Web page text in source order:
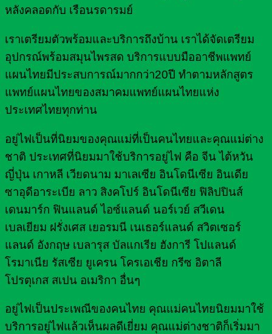
หลังคลอดกับ เรือนรดารมย์
เราเตรียมตัวพร้อมและบริการถึงบ้าน เราได้จัดเตรียม
อุปกรณ์พร้อมสมุนไพรสด บริการแบบมืออาชีพแพทย์
แผนไทยมีประสบการณ์มากกว่า20ปี ทำตามหลักสูตร
แพทย์แผนไทยของสมาคมแพทย์แผนไทยแห่ง
ประเทศไทยทุกท่าน
อยู่ไฟเป็นที่นิยมของคุณแม่ที่เป็นคนไทยและคุณแม่ต่าง
ชาติ ประเทศที่นิยมมาใช้บริการอยู่ไฟ คือ จีน ไต้หวัน
ญี่ปุ่น เกาหลี เวียดนาม มาเลเซีย อินโดนีเซีย อินเดีย
ซาอุดีอาระเบีย ลาว สิงคโปร์ อินโดนีเซีย ฟิลิปปินส์
เดนมาร์ก ฟินแลนด์ ไอซ์แลนด์ นอร์เวย์ สวีเดน
เบลเยียม ฝรั่งเศส เยอรมนี เนเธอร์แลนด์ สวิตเซอร์
แลนด์ อังกฤษ เบลารุส บัลแกเรีย ฮังการี โปแลนด์
โรมาเนีย รัสเซีย ยูเครน โครเอเชีย กรีซ อิตาลี
โปรตุเกส สเปน อเมริกา อื่นๆ
อยู่ไฟเป็นประเพณีของคนไทย คุณแม่คนไทยนิยมมาใช้
บริการอยู่ไฟแล้วเห็นผลดีเยี่ยม คุณแม่ต่างชาติก็เริ่มมา